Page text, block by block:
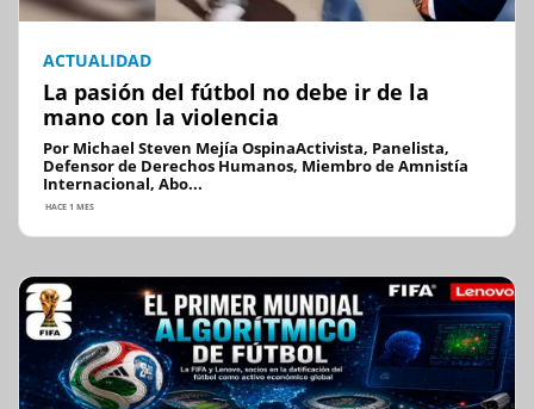
ACTUALIDAD
La pasión del fútbol no debe ir de la
mano con la violencia
Por Michael Steven Mejía OspinaActivista, Panelista,
Defensor de Derechos Humanos, Miembro de Amnistía
Internacional, Abo...
HACE 1 MES